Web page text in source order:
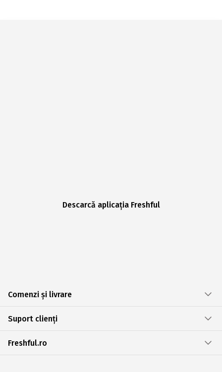
Descarcă aplicația Freshful
Comenzi și livrare
Suport clienți
Freshful.ro